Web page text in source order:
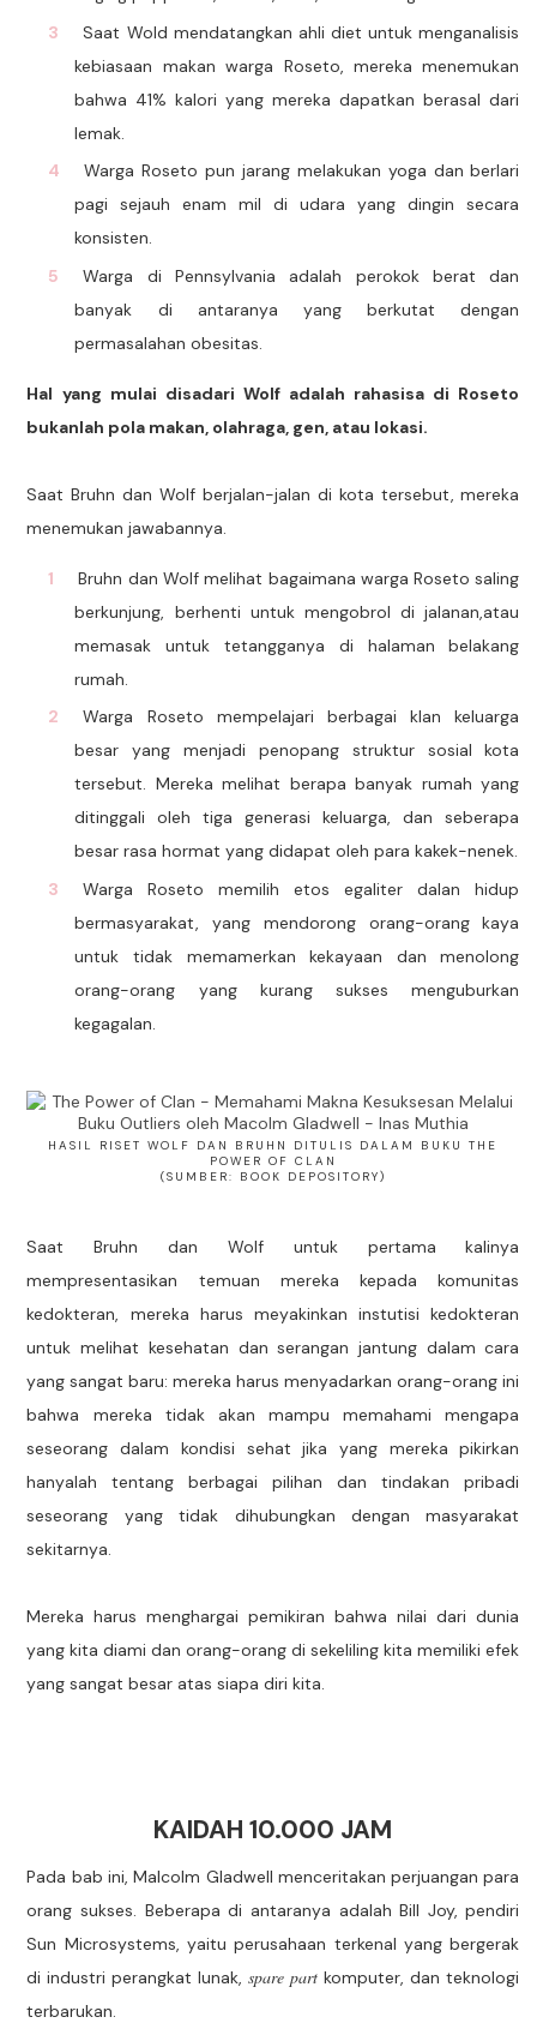
Saat Wold mendatangkan ahli diet untuk menganalisis
kebiasaan makan warga Roseto, mereka menemukan
bahwa 41% kalori yang mereka dapatkan berasal dari
lemak.
Warga Roseto pun jarang melakukan yoga dan berlari
pagi sejauh enam mil di udara yang dingin secara
konsisten.
Warga di Pennsylvania adalah perokok berat dan
banyak di antaranya yang berkutat dengan
permasalahan obesitas.
Hal yang mulai disadari Wolf adalah rahasisa di Roseto
bukanlah pola makan, olahraga, gen, atau lokasi.
Saat Bruhn dan Wolf berjalan-jalan di kota tersebut, mereka
menemukan jawabannya.
Bruhn dan Wolf melihat bagaimana warga Roseto saling
berkunjung, berhenti untuk mengobrol di jalanan,atau
memasak untuk tetangganya di halaman belakang
rumah.
Warga Roseto mempelajari berbagai klan keluarga
besar yang menjadi penopang struktur sosial kota
tersebut. Mereka melihat berapa banyak rumah yang
ditinggali oleh tiga generasi keluarga, dan seberapa
besar rasa hormat yang didapat oleh para kakek-nenek.
Warga Roseto memilih etos egaliter dalan hidup
bermasyarakat, yang mendorong orang-orang kaya
untuk tidak memamerkan kekayaan dan menolong
orang-orang yang kurang sukses menguburkan
kegagalan.
HASIL RISET WOLF DAN BRUHN DITULIS DALAM BUKU THE
POWER OF CLAN
(SUMBER: BOOK DEPOSITORY)
Saat Bruhn dan Wolf untuk pertama kalinya
mempresentasikan temuan mereka kepada komunitas
kedokteran, mereka harus meyakinkan instutisi kedokteran
untuk melihat kesehatan dan serangan jantung dalam cara
yang sangat baru: mereka harus menyadarkan orang-orang ini
bahwa mereka tidak akan mampu memahami mengapa
seseorang dalam kondisi sehat jika yang mereka pikirkan
hanyalah tentang berbagai pilihan dan tindakan pribadi
seseorang yang tidak dihubungkan dengan masyarakat
sekitarnya.
Mereka harus menghargai pemikiran bahwa nilai dari dunia
yang kita diami dan orang-orang di sekeliling kita memiliki efek
yang sangat besar atas siapa diri kita.
KAIDAH 10.000 JAM
Pada bab ini, Malcolm Gladwell menceritakan perjuangan para
orang sukses. Beberapa di antaranya adalah Bill Joy, pendiri
Sun Microsystems, yaitu perusahaan terkenal yang bergerak
di industri perangkat lunak,spare partkomputer, dan teknologi
terbarukan.